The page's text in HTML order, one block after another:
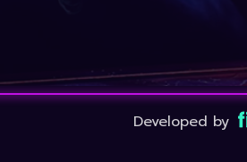
Developed by